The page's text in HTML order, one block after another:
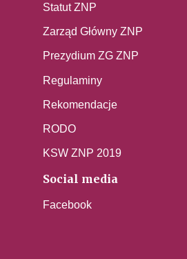
Statut ZNP
Zarząd Główny ZNP
Prezydium ZG ZNP
Regulaminy
Rekomendacje
RODO
KSW ZNP 2019
Social media
Facebook